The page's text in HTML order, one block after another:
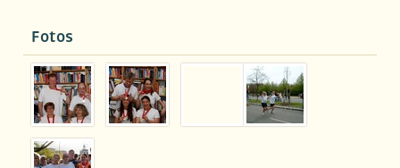
Fotos